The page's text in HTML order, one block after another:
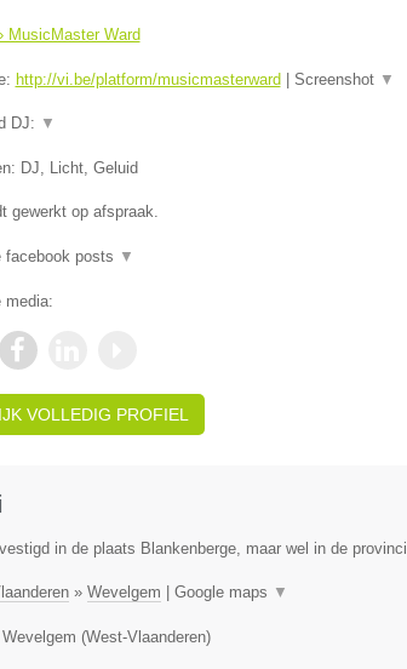
MusicMaster Ward
http://vi.be/platform/musicmasterward Screenshot ▼
DJ: ▼
DJ, Licht, Geluid
gewerkt op afspraak.
facebook posts ▼
media:
VOLLEDIG PROFIEL
in de plaats Blankenberge, maar wel in de
» Wevelgem Google maps ▼
Wevelgem (West-Vlaanderen)